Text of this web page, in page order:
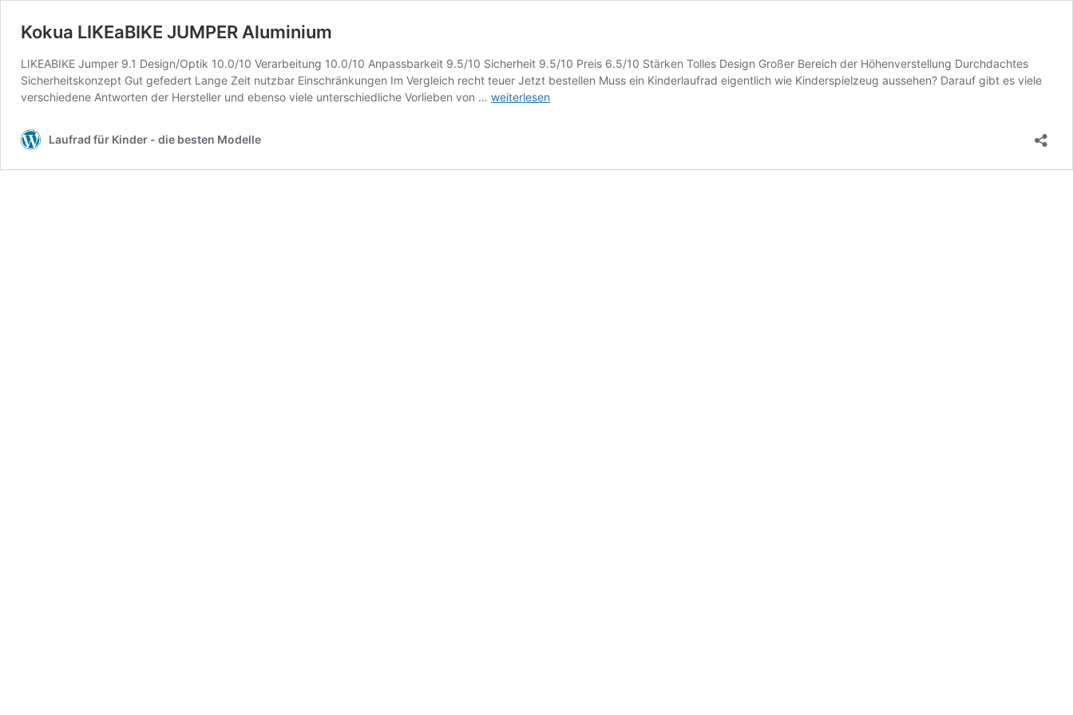
Kokua LIKEaBIKE JUMPER Aluminium
LIKEABIKE Jumper 9.1 Design/Optik 10.0/10 Verarbeitung 10.0/10 Anpassbarkeit 9.5/10 Sicherheit 9.5/10 Preis 6.5/10 Stärken Tolles Design Großer Bereich der Höhenverstellung Durchdachtes
Sicherheitskonzept Gut gefedert Lange Zeit nutzbar Einschränkungen Im Vergleich recht teuer Jetzt bestellen Muss ein Kinderlaufrad eigentlich wie Kinderspielzeug aussehen? Darauf gibt es viele
verschiedene Antworten der Hersteller und ebenso viele unterschiedliche Vorlieben von … Kokua
weiterlesen
Laufrad für Kinder - die besten Modelle